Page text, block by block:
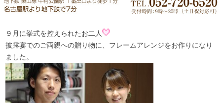
９月に挙式を控えられたお二人
披露宴でのご両親への贈り物に、フレームアレンジをお作りになり
ました。